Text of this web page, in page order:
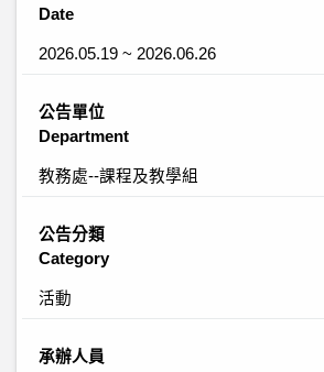
Date
2026.05.19 ~ 2026.06.26
公告單位
Department
教務處--課程及教學組
公告分類
Category
活動
承辦人員